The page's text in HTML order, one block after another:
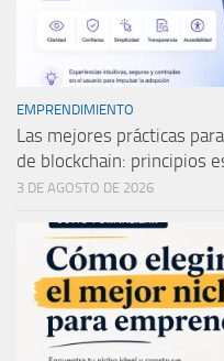
EMPRENDIMIENTO
Las mejores prácticas
de blockchain: principios
3 DE AGOSTO DE 2026